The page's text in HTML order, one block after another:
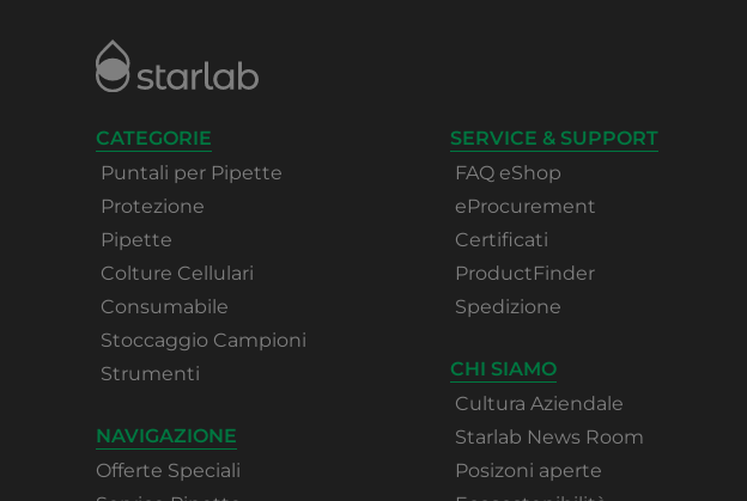
CATEGORIE
Puntali per Pipette
Protezione
Pipette
Colture Cellulari
Consumabile
Stoccaggio Campioni
Strumenti
NAVIGAZIONE
Offerte Speciali
SERVICE & SUPPORT
FAQ eShop
eProcurement
Certificati
ProductFinder
Spedizione
CHI SIAMO
Cultura Aziendale
Starlab News Room
Posizoni aperte